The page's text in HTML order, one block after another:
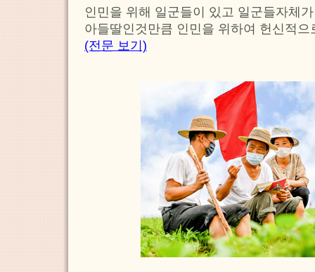
인민을 위해 일군들이 있고 일군들자체
아들딸인것만큼 인민을 위하여 헌신적
(전문 보기)